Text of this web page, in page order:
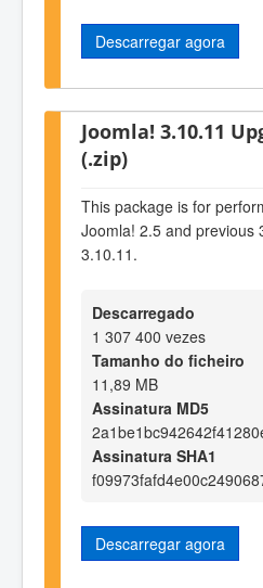
Descarregar agora
Joomla! 3.10.11
(.zip)
This package is for
Joomla! 2.5 and previous
3.10.11.
Descarregado
1 307 400 vezes
Tamanho do ficheiro
11,89 MB
Assinatura MD5
Assinatura SHA1
Descarregar agora